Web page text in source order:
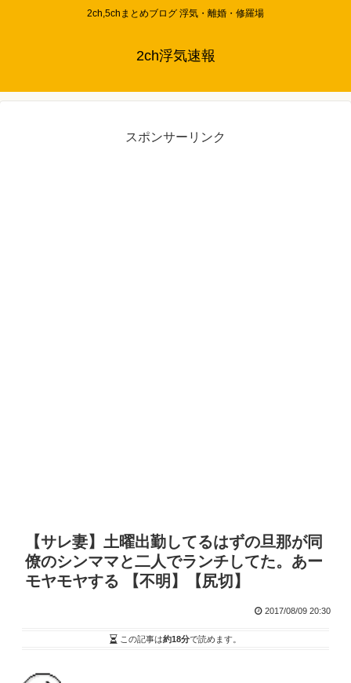
2ch,5chまとめブログ 浮気・離婚・修羅場
2ch浮気速報
スポンサーリンク
【サレ妻】土曜出勤してるはずの旦那が同
僚のシンママと二人でランチしてた。あー
モヤモヤする 【不明】【尻切】
2017/08/09 20:30
この記事は約18分で読めます。